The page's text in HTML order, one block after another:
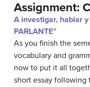
Assignment:
A investigar, hablar
PARLANTE”
As you finish the
vocabulary and
now to put it all
short essay following